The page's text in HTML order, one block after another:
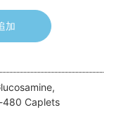
加
480 Caplets